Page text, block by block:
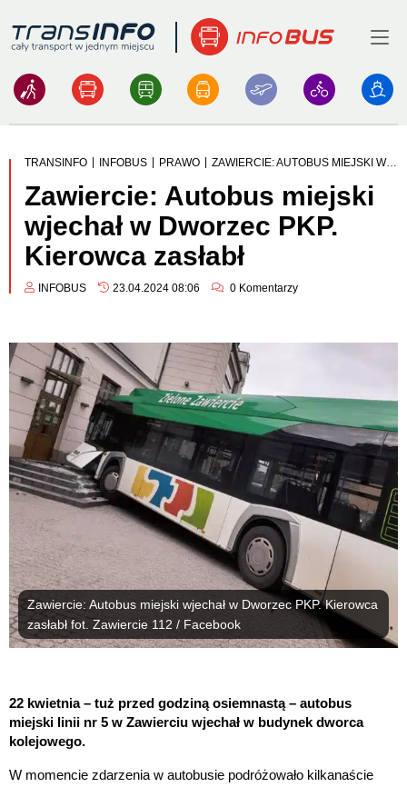
Logo Menu
TRANSINFO INFOBUS PRAWO ZAWIERCIE: AUTOBUS MIEJSKI WJECHAŁ W DWORZEC PKP. KIEROWCA ZASŁABŁ
Zawiercie: Autobus miejski
wjechał w Dworzec PKP.
Kierowca zasłabł
INFOBUS 23.04.2024 08:06 0 Komentarzy
Zawiercie: Autobus miejski wjechał w Dworzec PKP. Kierowca
zasłabł fot. Zawiercie 112 / Facebook
22 kwietnia – tuż przed godziną osiemnastą – autobus
miejski linii nr 5 w Zawierciu wjechał w budynek dworca
kolejowego.
W momencie zdarzenia w autobusie podróżowało kilkanaście